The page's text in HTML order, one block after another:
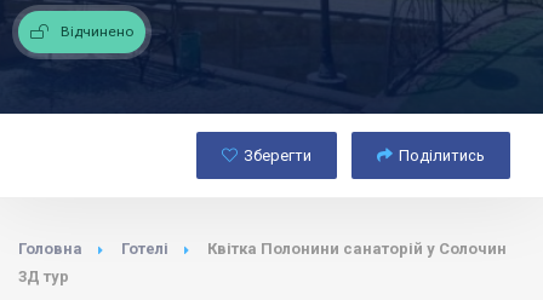
Відчинено
Зберегти Поділитись
Головна Готелі
Квітка Полонини санаторій у Солочин
3Д тур